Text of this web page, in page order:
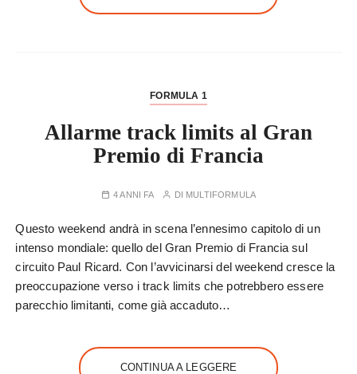
FORMULA 1
Allarme track limits al Gran
Premio di Francia
4 ANNI FA DI MULTIFORMULA
Questo weekend andrà in scena l’ennesimo capitolo di un
intenso mondiale: quello del Gran Premio di Francia sul
circuito Paul Ricard. Con l’avvicinarsi del weekend cresce la
preoccupazione verso i track limits che potrebbero essere
parecchio limitanti, come già accaduto…
CONTINUA A LEGGERE